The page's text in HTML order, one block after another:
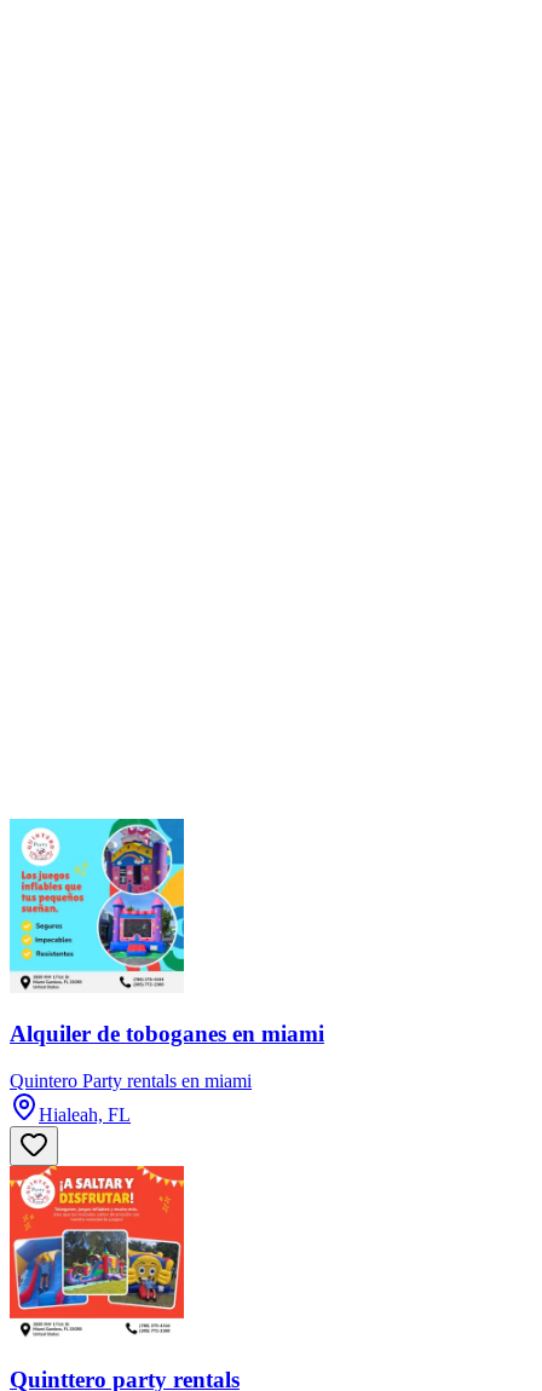
Alquiler de toboganes en miami
Quintero Party rentals en miami
Hialeah, FL
Quinttero party rentals